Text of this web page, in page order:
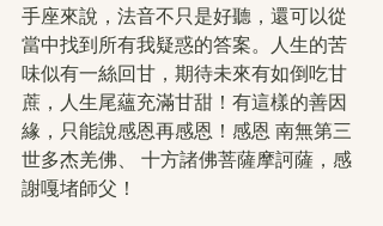
手座來說，法音不只是好聽，還可以從
當中找到所有我疑惑的答案。人生的苦
味似有一絲回甘，期待未來有如倒吃甘
蔗，人生尾蘊充滿甘甜！有這樣的善因
緣，只能說感恩再感恩！感恩 南無第三
世多杰羌佛、 十方諸佛菩薩摩訶薩，感
謝嘎堵師父！